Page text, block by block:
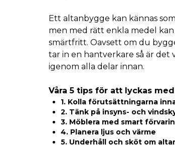
Ett altanbygge kan kännas
men med rätt enkla medel
smärtfritt. Oavsett om du
tar in en hantverkare så är det
igenom alla delar innan.
Våra 5 tips för att lyckas
1. Kolla förutsättningarna
2. Tänk på insyns- och
3. Möblera med smart
4. Planera ljus och värme
5. Underhåll och sköt om